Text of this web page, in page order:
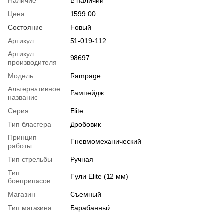
Цена
1599.00
Состояние
Новый
Артикул
51-019-112
Артикул
производителя
98697
Модель
Rampage
Альтернативное
название
Рампейдж
Серия
Elite
Тип бластера
Дробовик
Принцип
работы
Пневмомеханический
Тип стрельбы
Ручная
Тип
боеприпасов
Пули Elite (12 мм)
Магазин
Съемный
Тип магазина
Барабанный